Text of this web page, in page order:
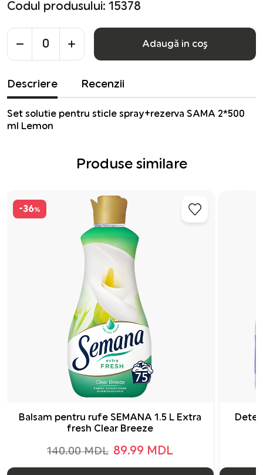
Codul produsului: 15378
Adaugă in coş
Descriere Recenzii
Set solutie pentru sticle spray+rezerva SAMA 2*500
ml Lemon
Produse similare
-36%
Balsam pentru rufe SEMANA 1.5 L Extra
fresh Clear Breeze
140.00 MDL 89.99 MDL